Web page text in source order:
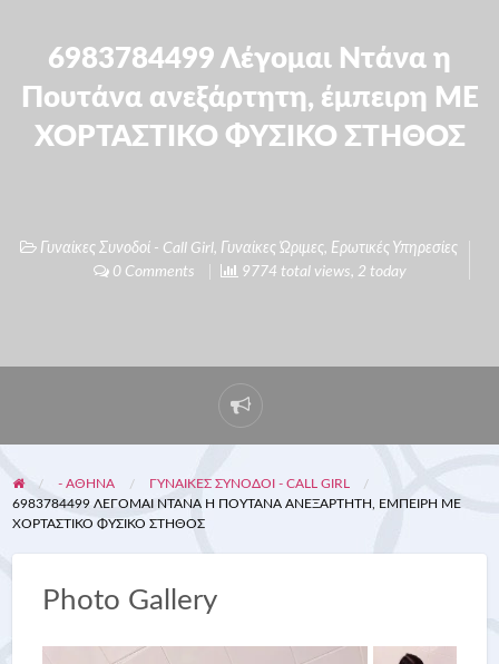
6983784499 Λέγομαι Ντάνα η
Πουτάνα ανεξάρτητη, έμπειρη ME
ΧΟΡΤΑΣΤΙΚΟ ΦΥΣΙΚΟ ΣΤΗΘΟΣ
Γυναίκες Συνοδοί - Call Girl, Γυναίκες Ώριμες, Ερωτικές Υπηρεσίες
0 Comments
9774 total views, 2 today
- ΑΘΗΝΑ
ΓΥΝΑΊΚΕΣ ΣΥΝΟΔΟΊ - CALL GIRL
6983784499 ΛΈΓΟΜΑΙ ΝΤΆΝΑ Η ΠΟΥΤΆΝΑ ΑΝΕΞΆΡΤΗΤΗ, ΈΜΠΕΙΡΗ ME
ΧΟΡΤΑΣΤΙΚΟ ΦΥΣΙΚΟ ΣΤΗΘΟΣ
Photo Gallery